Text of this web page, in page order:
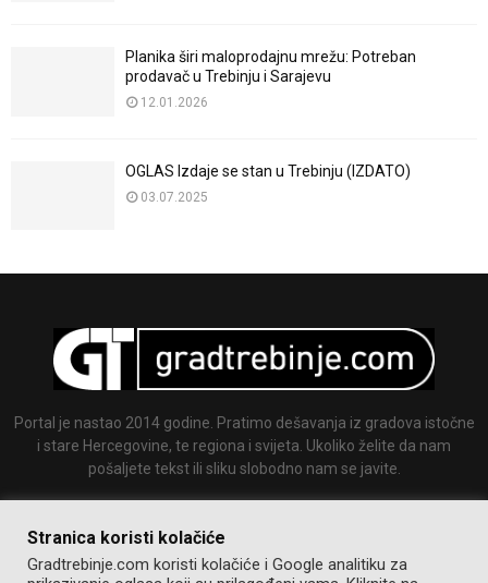
Planika širi maloprodajnu mrežu: Potreban
prodavač u Trebinju i Sarajevu
12.01.2026
OGLAS Izdaje se stan u Trebinju (IZDATO)
03.07.2025
Portal je nastao 2014 godine. Pratimo dešavanja iz gradova istočne
i stare Hercegovine, te regiona i svijeta. Ukoliko želite da nam
pošaljete tekst ili sliku slobodno nam se javite.
Stranica koristi kolačiće
Gradtrebinje.com koristi kolačiće i Google analitiku za